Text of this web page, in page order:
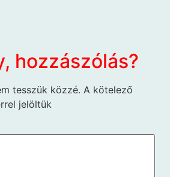
hozzászólás?
tesszük közzé. A kötelező
jelöltük